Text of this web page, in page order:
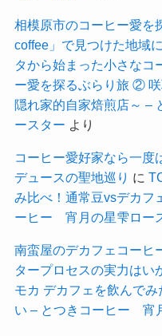
相模原市のコーヒー愛
coffee」で見つけた地域
タから始まった小さなコ
ー愛を探るぶらり旅 ②
隠れ家的自家焙煎店～ –
ースター より
コーヒー愛好家なら一度
デュースの聖地巡り に
み比べ！通常豆vsデカフ
ーヒー 宵月の星雫ロー
南蛮屋のデカフェコーヒ
タープロセスの実力はい
モカ デカフェを飲んで
い – とつきコーヒー 宵